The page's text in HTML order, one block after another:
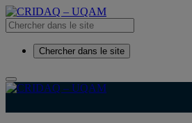
Chercher dans le site